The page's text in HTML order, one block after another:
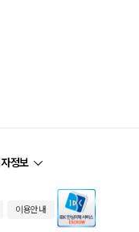
정보
이용안내